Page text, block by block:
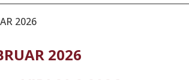
2026
2026